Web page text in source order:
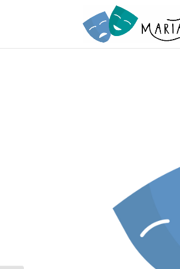
2 3 4 5 6 7 8 9 10 11 12 13 14 15 16